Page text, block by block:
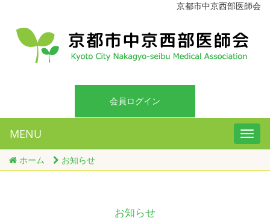
京都市中京西部医師会
会員ログイン
MENU
ホーム お知らせ
お知らせ